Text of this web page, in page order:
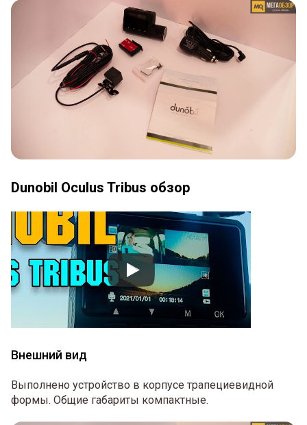
Dunobil Oculus Tribus обзор
Внешний вид
Выполнено устройство в корпусе трапециевидной
формы. Общие габариты компактные.